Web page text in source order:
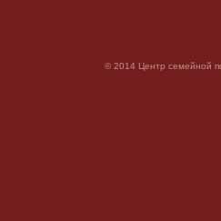
© 2014 Центр семейной